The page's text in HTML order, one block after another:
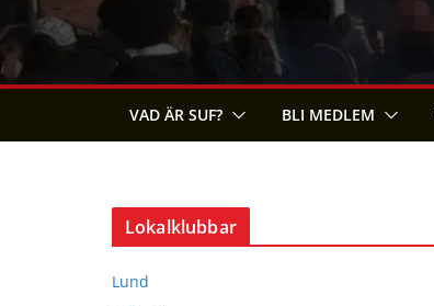
VAD ÄR SUF? BLI MEDLEM
Lokalklubbar
Lund